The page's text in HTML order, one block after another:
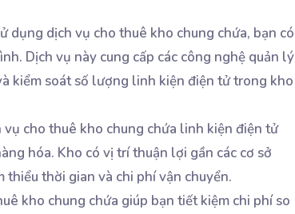
dụng dịch vụ cho thuê kho chung chứa, bạn có
Dịch vụ này cung cấp các công nghệ quản lý
kiểm soát số lượng linh kiện điện tử trong kho
vụ cho thuê kho chung chứa linh kiện điện tử
hóa. Kho có vị trí thuận lợi gần các cơ sở
thời gian và chi phí vận chuyển.
kho chung chứa giúp bạn tiết kiệm chi phí so